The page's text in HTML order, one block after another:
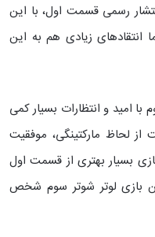
رسمی قسمت اول، با این
انتقاد‌های زیادی هم به این
امید و انتظارات بسیار کمی
لحاظ مارکتینگی، موفقیت
بسیار بهتری از قسمت اول
بازی لوتر شوتر سوم شخص